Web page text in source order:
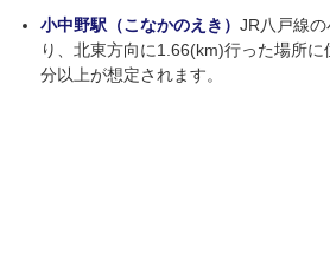
小中野駅（こなかのえき） JR八戸線
り、北東方向に1.66(km)行った場所
分以上が想定されます。